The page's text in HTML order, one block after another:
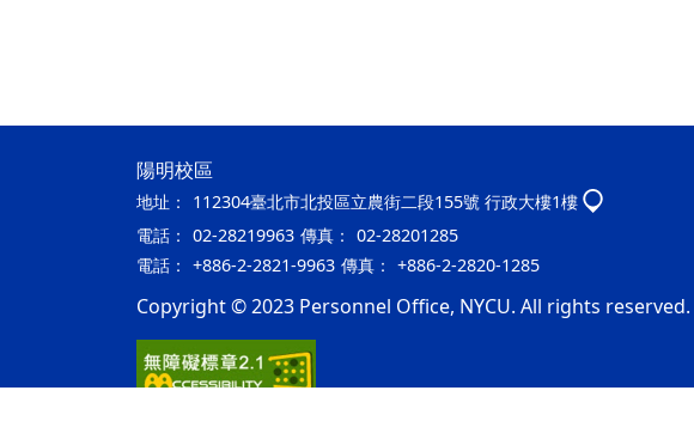
陽明校區
地址：
112304臺北市北投區立農街二段155號 行政大樓1樓
電話： 02-28219963 傳真： 02-28201285
電話： +886-2-2821-9963 傳真： +886-2-2820-1285
Copyright © 2023 Personnel Office, NYCU. All rights reserved.